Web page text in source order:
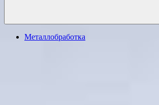
Металлобработка